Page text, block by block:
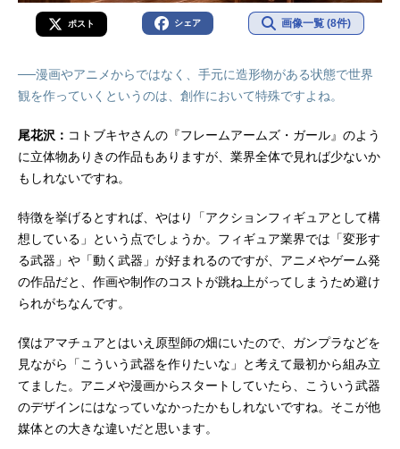
ポスト シェア 画像一覧 (8件)
──漫画やアニメからではなく、手元に造形物がある状態で世界
観を作っていくというのは、創作において特殊ですよね。
尾花沢： コトブキヤさんの『フレームアームズ・ガール』のよう
に立体物ありきの作品もありますが、業界全体で見れば少ないか
もしれないですね。
特徴を挙げるとすれば、やはり「アクションフィギュアとして構
想している」という点でしょうか。フィギュア業界では「変形す
る武器」や「動く武器」が好まれるのですが、アニメやゲーム発
の作品だと、作画や制作のコストが跳ね上がってしまうため避け
られがちなんです。
僕はアマチュアとはいえ原型師の畑にいたので、ガンプラなどを
見ながら「こういう武器を作りたいな」と考えて最初から組み立
てました。アニメや漫画からスタートしていたら、こういう武器
のデザインにはなっていなかったかもしれないですね。そこが他
媒体との大きな違いだと思います。